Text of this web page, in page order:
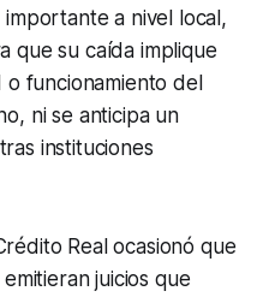
importante a nivel local,
que su caída implique
o funcionamiento del
ni se anticipa un
instituciones
Real ocasionó que
juicios que